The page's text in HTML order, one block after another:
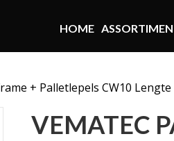
HOME
+ Palletlepels CW10 Lengte
VEMATEC